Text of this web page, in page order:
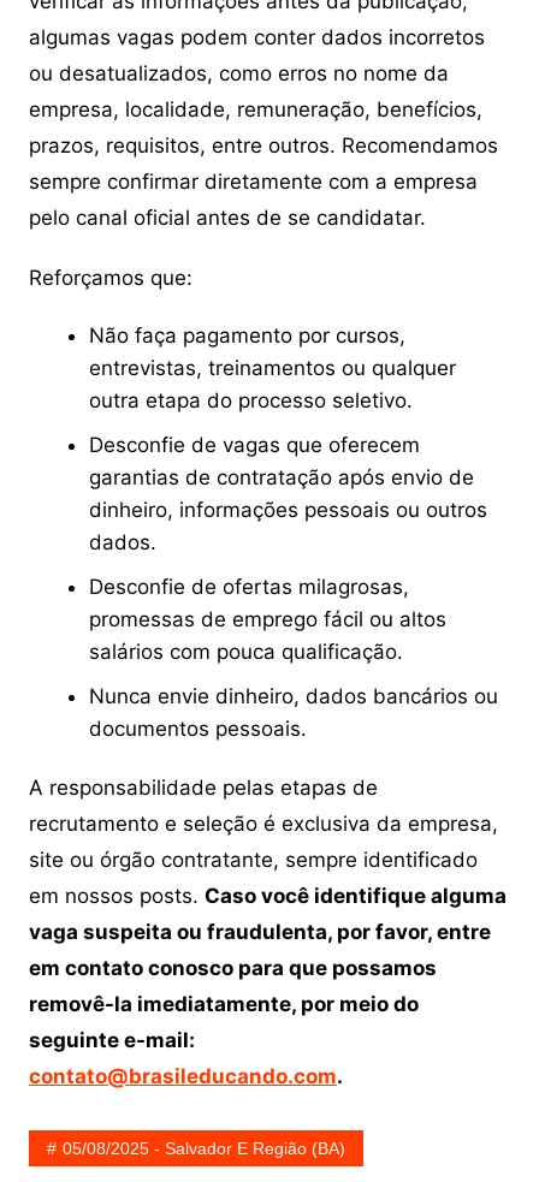
algumas vagas podem conter dados incorretos
ou desatualizados, como erros no nome da
empresa, localidade, remuneração, benefícios,
prazos, requisitos, entre outros. Recomendamos
sempre confirmar diretamente com a empresa
pelo canal oficial antes de se candidatar.
Reforçamos que:
Não faça pagamento por cursos,
entrevistas, treinamentos ou qualquer
outra etapa do processo seletivo.
Desconfie de vagas que oferecem
garantias de contratação após envio de
dinheiro, informações pessoais ou outros
dados.
Desconfie de ofertas milagrosas,
promessas de emprego fácil ou altos
salários com pouca qualificação.
Nunca envie dinheiro, dados bancários ou
documentos pessoais.
A responsabilidade pelas etapas de
recrutamento e seleção é exclusiva da empresa,
site ou órgão contratante, sempre identificado
em nossos posts. Caso você identifique alguma
vaga suspeita ou fraudulenta, por favor, entre
em contato conosco para que possamos
removê-la imediatamente, por meio do
seguinte e-mail:
contato@brasileducando.com.
05/08/2025 - Salvador E Região (BA)